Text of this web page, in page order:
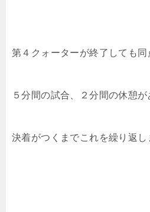
第４クォーターが終了しても同
５分間の試合、２分間の休憩が
決着がつくまでこれを繰り返し